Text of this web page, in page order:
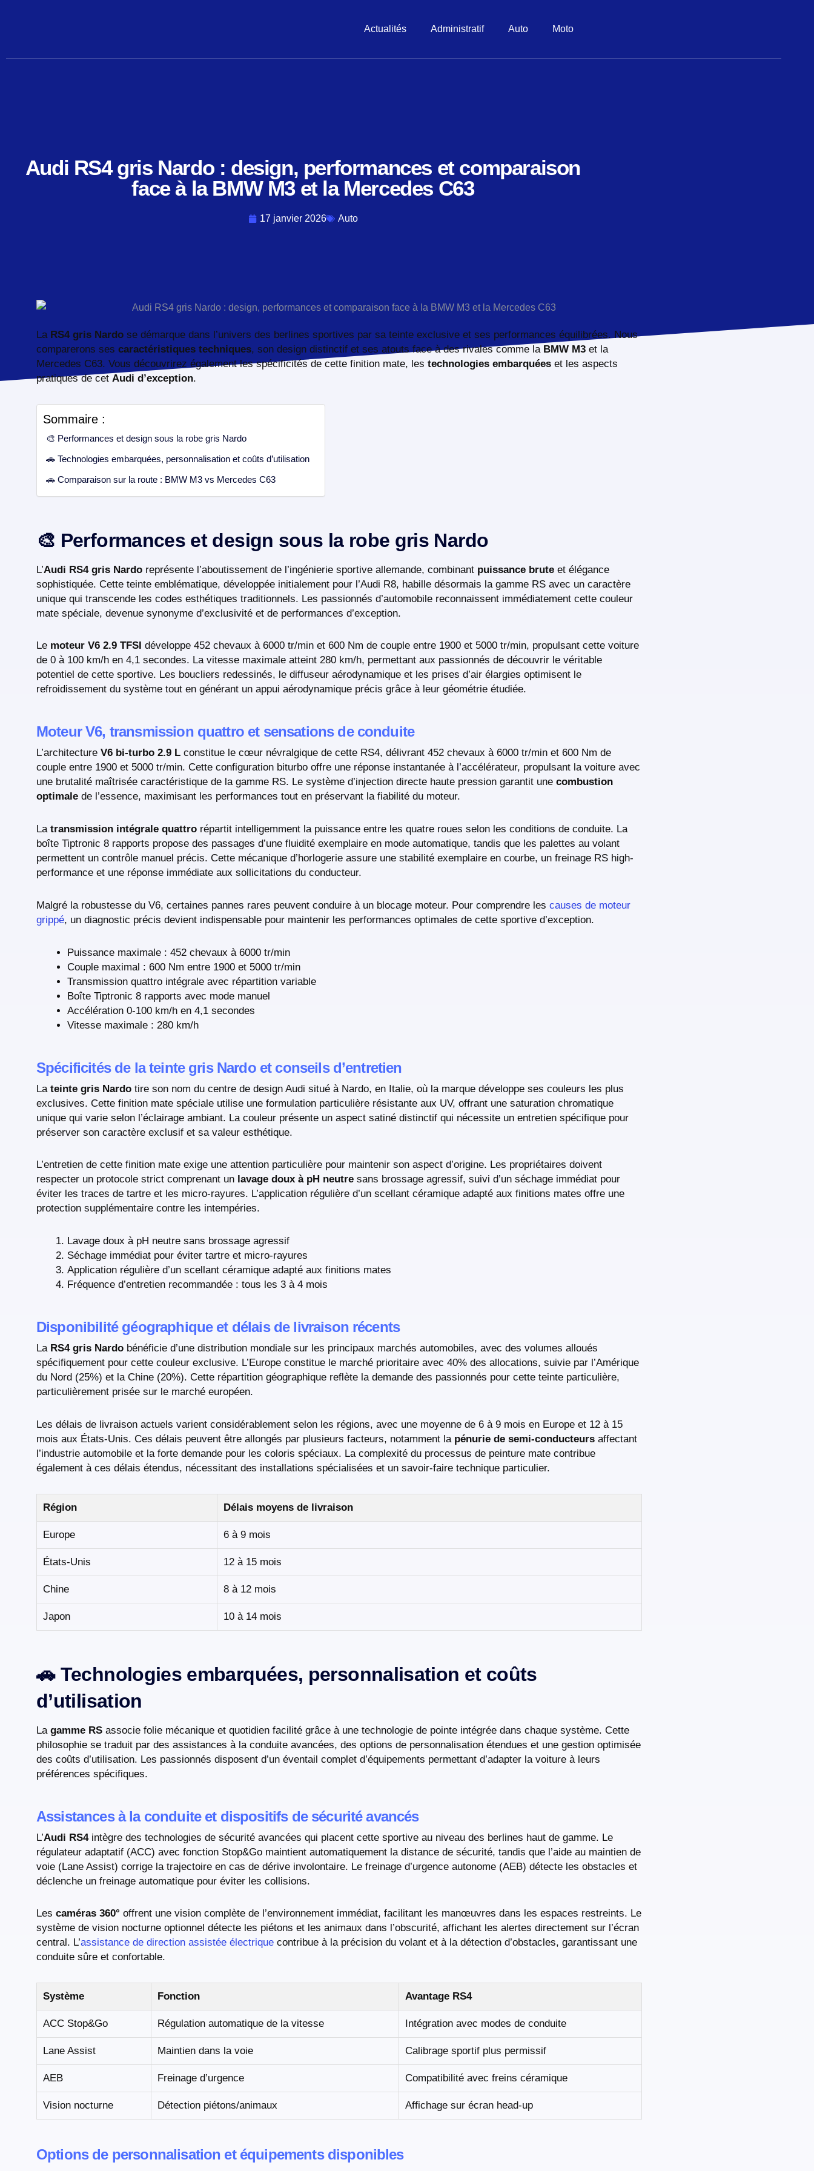
Actualités Administratif Auto Moto
Audi RS4 gris Nardo : design, performances et comparaison
face à la BMW M3 et la Mercedes C63
17 janvier 2026 Auto
La RS4 gris Nardo se démarque dans l’univers des berlines sportives par sa teinte exclusive et ses performances équilibrées. Nous
comparerons ses caractéristiques techniques, son design distinctif et ses atouts face à des rivales comme la BMW M3 et la
Mercedes C63. Vous découvrirez également les spécificités de cette finition mate, les technologies embarquées et les aspects
pratiques de cet Audi d’exception.
Sommaire :
🎨 Performances et design sous la robe gris Nardo
🚗 Technologies embarquées, personnalisation et coûts d’utilisation
🚗 Comparaison sur la route : BMW M3 vs Mercedes C63
🎨 Performances et design sous la robe gris Nardo
L’Audi RS4 gris Nardo représente l’aboutissement de l’ingénierie sportive allemande, combinant puissance brute et élégance
sophistiquée. Cette teinte emblématique, développée initialement pour l’Audi R8, habille désormais la gamme RS avec un caractère
unique qui transcende les codes esthétiques traditionnels. Les passionnés d’automobile reconnaissent immédiatement cette couleur
mate spéciale, devenue synonyme d’exclusivité et de performances d’exception.
Le moteur V6 2.9 TFSI développe 452 chevaux à 6000 tr/min et 600 Nm de couple entre 1900 et 5000 tr/min, propulsant cette voiture
de 0 à 100 km/h en 4,1 secondes. La vitesse maximale atteint 280 km/h, permettant aux passionnés de découvrir le véritable
potentiel de cette sportive. Les boucliers redessinés, le diffuseur aérodynamique et les prises d’air élargies optimisent le
refroidissement du système tout en générant un appui aérodynamique précis grâce à leur géométrie étudiée.
Moteur V6, transmission quattro et sensations de conduite
L’architecture V6 bi-turbo 2.9 L constitue le cœur névralgique de cette RS4, délivrant 452 chevaux à 6000 tr/min et 600 Nm de
couple entre 1900 et 5000 tr/min. Cette configuration biturbo offre une réponse instantanée à l’accélérateur, propulsant la voiture avec
une brutalité maîtrisée caractéristique de la gamme RS. Le système d’injection directe haute pression garantit une combustion
optimale de l’essence, maximisant les performances tout en préservant la fiabilité du moteur.
La transmission intégrale quattro répartit intelligemment la puissance entre les quatre roues selon les conditions de conduite. La
boîte Tiptronic 8 rapports propose des passages d’une fluidité exemplaire en mode automatique, tandis que les palettes au volant
permettent un contrôle manuel précis. Cette mécanique d’horlogerie assure une stabilité exemplaire en courbe, un freinage RS high-
performance et une réponse immédiate aux sollicitations du conducteur.
Malgré la robustesse du V6, certaines pannes rares peuvent conduire à un blocage moteur. Pour comprendre les causes de moteur
grippé, un diagnostic précis devient indispensable pour maintenir les performances optimales de cette sportive d’exception.
Puissance maximale : 452 chevaux à 6000 tr/min
Couple maximal : 600 Nm entre 1900 et 5000 tr/min
Transmission quattro intégrale avec répartition variable
Boîte Tiptronic 8 rapports avec mode manuel
Accélération 0-100 km/h en 4,1 secondes
Vitesse maximale : 280 km/h
Spécificités de la teinte gris Nardo et conseils d’entretien
La teinte gris Nardo tire son nom du centre de design Audi situé à Nardo, en Italie, où la marque développe ses couleurs les plus
exclusives. Cette finition mate spéciale utilise une formulation particulière résistante aux UV, offrant une saturation chromatique
unique qui varie selon l’éclairage ambiant. La couleur présente un aspect satiné distinctif qui nécessite un entretien spécifique pour
préserver son caractère exclusif et sa valeur esthétique.
L’entretien de cette finition mate exige une attention particulière pour maintenir son aspect d’origine. Les propriétaires doivent
respecter un protocole strict comprenant un lavage doux à pH neutre sans brossage agressif, suivi d’un séchage immédiat pour
éviter les traces de tartre et les micro-rayures. L’application régulière d’un scellant céramique adapté aux finitions mates offre une
protection supplémentaire contre les intempéries.
Lavage doux à pH neutre sans brossage agressif
Séchage immédiat pour éviter tartre et micro-rayures
Application régulière d’un scellant céramique adapté aux finitions mates
Fréquence d’entretien recommandée : tous les 3 à 4 mois
Disponibilité géographique et délais de livraison récents
La RS4 gris Nardo bénéficie d’une distribution mondiale sur les principaux marchés automobiles, avec des volumes alloués
spécifiquement pour cette couleur exclusive. L’Europe constitue le marché prioritaire avec 40% des allocations, suivie par l’Amérique
du Nord (25%) et la Chine (20%). Cette répartition géographique reflète la demande des passionnés pour cette teinte particulière,
particulièrement prisée sur le marché européen.
Les délais de livraison actuels varient considérablement selon les régions, avec une moyenne de 6 à 9 mois en Europe et 12 à 15
mois aux États-Unis. Ces délais peuvent être allongés par plusieurs facteurs, notamment la pénurie de semi-conducteurs affectant
l’industrie automobile et la forte demande pour les coloris spéciaux. La complexité du processus de peinture mate contribue
également à ces délais étendus, nécessitant des installations spécialisées et un savoir-faire technique particulier.
Région Délais moyens de livraison
Europe 6 à 9 mois
États-Unis 12 à 15 mois
Chine 8 à 12 mois
Japon 10 à 14 mois
🚗 Technologies embarquées, personnalisation et coûts
d’utilisation
La gamme RS associe folie mécanique et quotidien facilité grâce à une technologie de pointe intégrée dans chaque système. Cette
philosophie se traduit par des assistances à la conduite avancées, des options de personnalisation étendues et une gestion optimisée
des coûts d’utilisation. Les passionnés disposent d’un éventail complet d’équipements permettant d’adapter la voiture à leurs
préférences spécifiques.
Assistances à la conduite et dispositifs de sécurité avancés
L’Audi RS4intègre des technologies de sécurité avancées qui placent cette sportive au niveau des berlines haut de gamme. Le
régulateur adaptatif (ACC) avec fonction Stop&Go maintient automatiquement la distance de sécurité, tandis que l’aide au maintien de
voie (Lane Assist) corrige la trajectoire en cas de dérive involontaire. Le freinage d’urgence autonome (AEB) détecte les obstacles et
déclenche un freinage automatique pour éviter les collisions.
Les caméras 360° offrent une vision complète de l’environnement immédiat, facilitant les manœuvres dans les espaces restreints. Le
système de vision nocturne optionnel détecte les piétons et les animaux dans l’obscurité, affichant les alertes directement sur l’écran
central. L’assistance de direction assistée électrique contribue à la précision du volant et à la détection d’obstacles, garantissant une
conduite sûre et confortable.
Système Fonction Avantage RS4
ACC Stop&Go Régulation automatique de la vitesse Intégration avec modes de conduite
Lane Assist Maintien dans la voie Calibrage sportif plus permissif
AEB Freinage d’urgence Compatibilité avec freins céramique
Vision nocturne Détection piétons/animaux Affichage sur écran head-up
Options de personnalisation et équipements disponibles